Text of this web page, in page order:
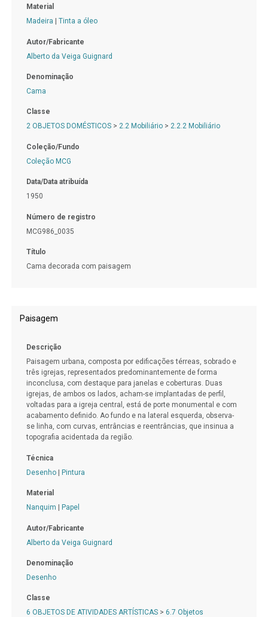
Material
Madeira
Tinta a óleo
Autor/Fabricante
Alberto da Veiga Guignard
Denominação
Cama
Classe
2 OBJETOS DOMÉSTICOS> 2.2 Mobiliário> 2.2.2 Mobiliário
Coleção/Fundo
Coleção MCG
Data/Data atribuída
1950
Número de registro
MCG986_0035
Título
Cama decorada com paisagem
Paisagem
Descrição
Paisagem urbana, composta por edificações térreas, sobrado e
três igrejas, representados predominantemente de forma
inconclusa, com destaque para janelas e coberturas. Duas
igrejas, de ambos os lados, acham-se implantadas de perfil,
voltadas para a igreja central, está de porte monumental e com
acabamento definido. Ao fundo e na lateral esquerda, observa-
se linha, com curvas, entrâncias e reentrâncias, que insinua a
topografia acidentada da região.
Técnica
Desenho| Pintura
Material
Nanquim
Papel
Autor/Fabricante
Alberto da Veiga Guignard
Denominação
Desenho
Classe
6 OBJETOS DE ATIVIDADES ARTÍSTICAS> 6.7 Objetos